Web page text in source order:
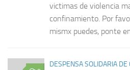
victimas de violencia
confinamiento. Por
mismx puedes, ponte
DESPENSA SOLIDARIA